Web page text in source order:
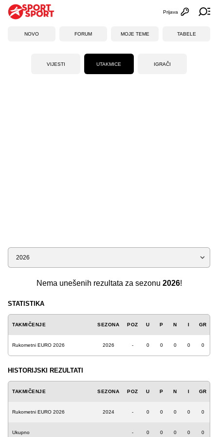
Otvori
Prijava
NOVO FORUM MOJE TEME TABELE
VIJESTI UTAKMICE IGRAČI
Sezona
Nema unešenih rezultata za sezonu 2026!
STATISTIKA
TAKMIČENJE SEZONA POZ U P N I GR
Rukometni EURO 2026 2026 - 0 0 0 0 0
HISTORIJSKI REZULTATI
TAKMIČENJE SEZONA POZ U P N I GR
Rukometni EURO 2026 2024 - 0 0 0 0 0
Ukupno - 0 0 0 0 0